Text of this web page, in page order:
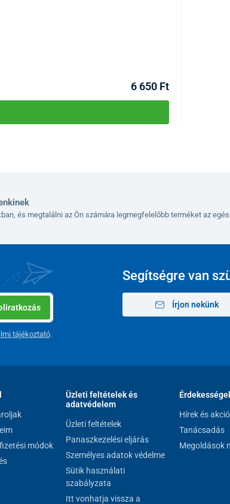
6 650 Ft
és megtalálni az Ön számára legmegfelelőbb terméket az
Segítségre van
Írjon nekünk
tájékoztató.
módok
Üzleti feltételek és
adatvédelem
Üzleti feltételek
Panaszkezelési eljárás
Személyes adatok védelme
Sütik használati
szabályzata
Itt vonhatja vissza a
Hírek és
Tanácsadás
Megoldások